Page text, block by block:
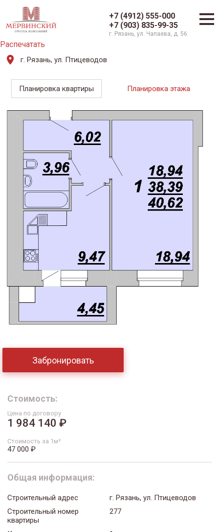
+7 (4912) 555-000
+7 (903) 835-99-35
г. Рязань, ул. Чапаева, д. 56
Распечатать
г. Рязань, ул. Птицеводов
Планировка квартиры Планировка этажа
Забронировать
Стоимость:
Цена по договору
1 984 140 ₽
Стоимость за 1м²
47 000 ₽
Общая информация:
Строительный адрес
г. Рязань, ул. Птицеводов
Строительный номер
квартиры
277